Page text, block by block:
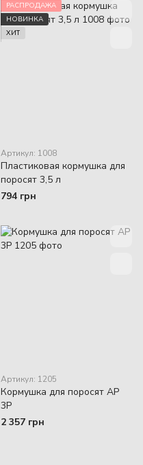
РАСПРОДАЖА
НОВИНКА
ХИТ
Артикул: 1008
Пластиковая кормушка для
поросят 3,5 л
794 грн
Артикул: 1205
Кормушка для поросят AP
3P
2 357 грн